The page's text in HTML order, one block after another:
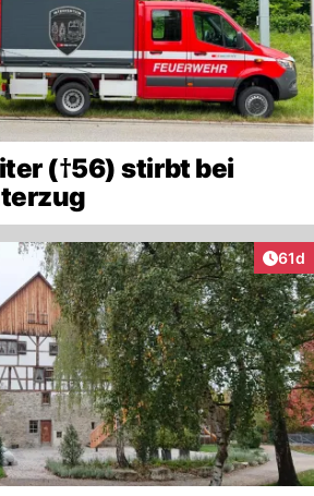
(†56) stirbt bei
61d